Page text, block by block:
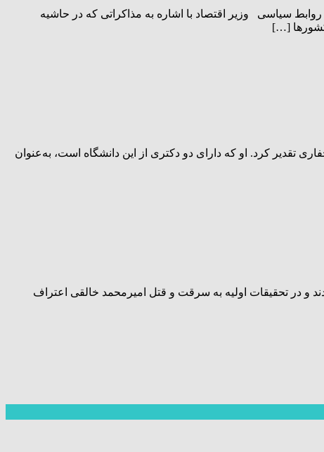
بهبود روابط سیاسی وزیر اقتصاد با اشاره به مذاکراتی که در حاشیه
تقدیر کرد. او که دارای دو دکتری از این دانشگاه است، به‌عنوان
و در تحقیقات اولیه به سرقت و قتل امیرمحمد خالقی اعتراف